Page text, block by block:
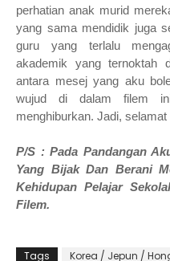
perhatian anak murid
yang sama mendidik juga
guru yang terlalu
akademik yang ternoktah
antara mesej yang aku
wujud di dalam filem
menghiburkan. Jadi, selamat
P/S : Pada Pandangan
Yang Bijak Dan Berani
Kehidupan Pelajar
Filem.
Tags Korea / Jepun /